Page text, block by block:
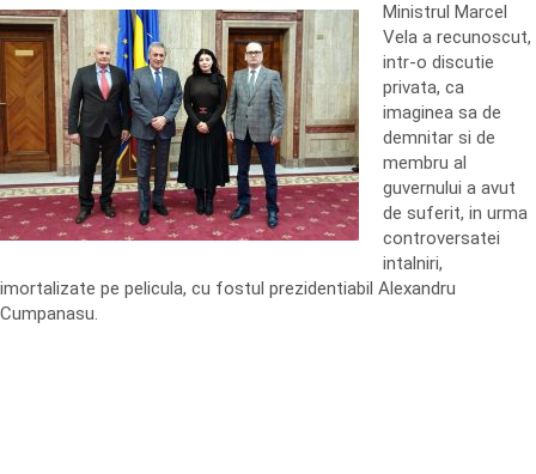
Ministrul Marcel
Vela a recunoscut,
intr-o discutie
privata, ca
imaginea sa de
demnitar si de
membru al
guvernului a avut
de suferit, in urma
controversatei
intalniri,
imortalizate pe pelicula, cu fostul prezidentiabil Alexandru
Cumpanasu.